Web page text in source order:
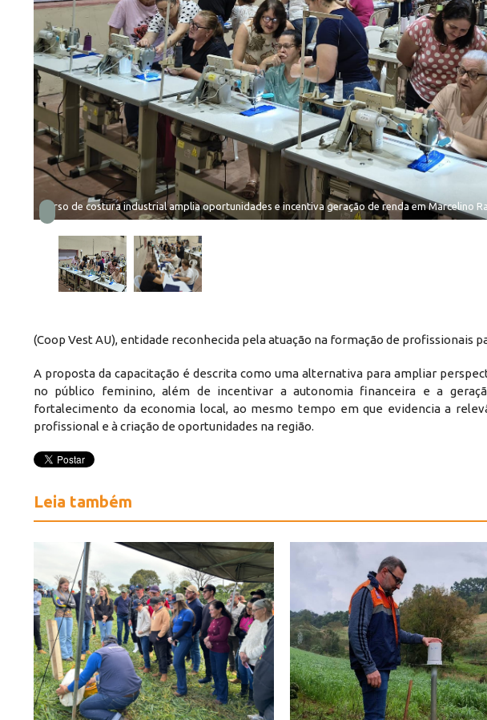
Curso de costura industrial amplia oportunidades e incentiva geração de renda em Marcelino
(Coop Vest AU), entidade reconhecida pela atuação na formação de profissionais
A proposta da capacitação é descrita como uma alternativa para ampliar
no público feminino, além de incentivar a autonomia financeira e a
fortalecimento da economia local, ao mesmo tempo em que evidencia a
profissional e à criação de oportunidades na região.
Leia também